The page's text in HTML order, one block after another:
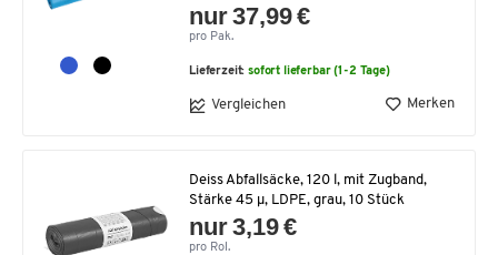
nur 37,99 €
pro Pak.
Lieferzeit:sofort lieferbar (1-2 Tage)
Vergleichen Merken
Deiss Abfallsäcke, 120 l, mit Zugband,
Stärke 45 μ, LDPE, grau, 10 Stück
nur 3,19 €
pro Rol.